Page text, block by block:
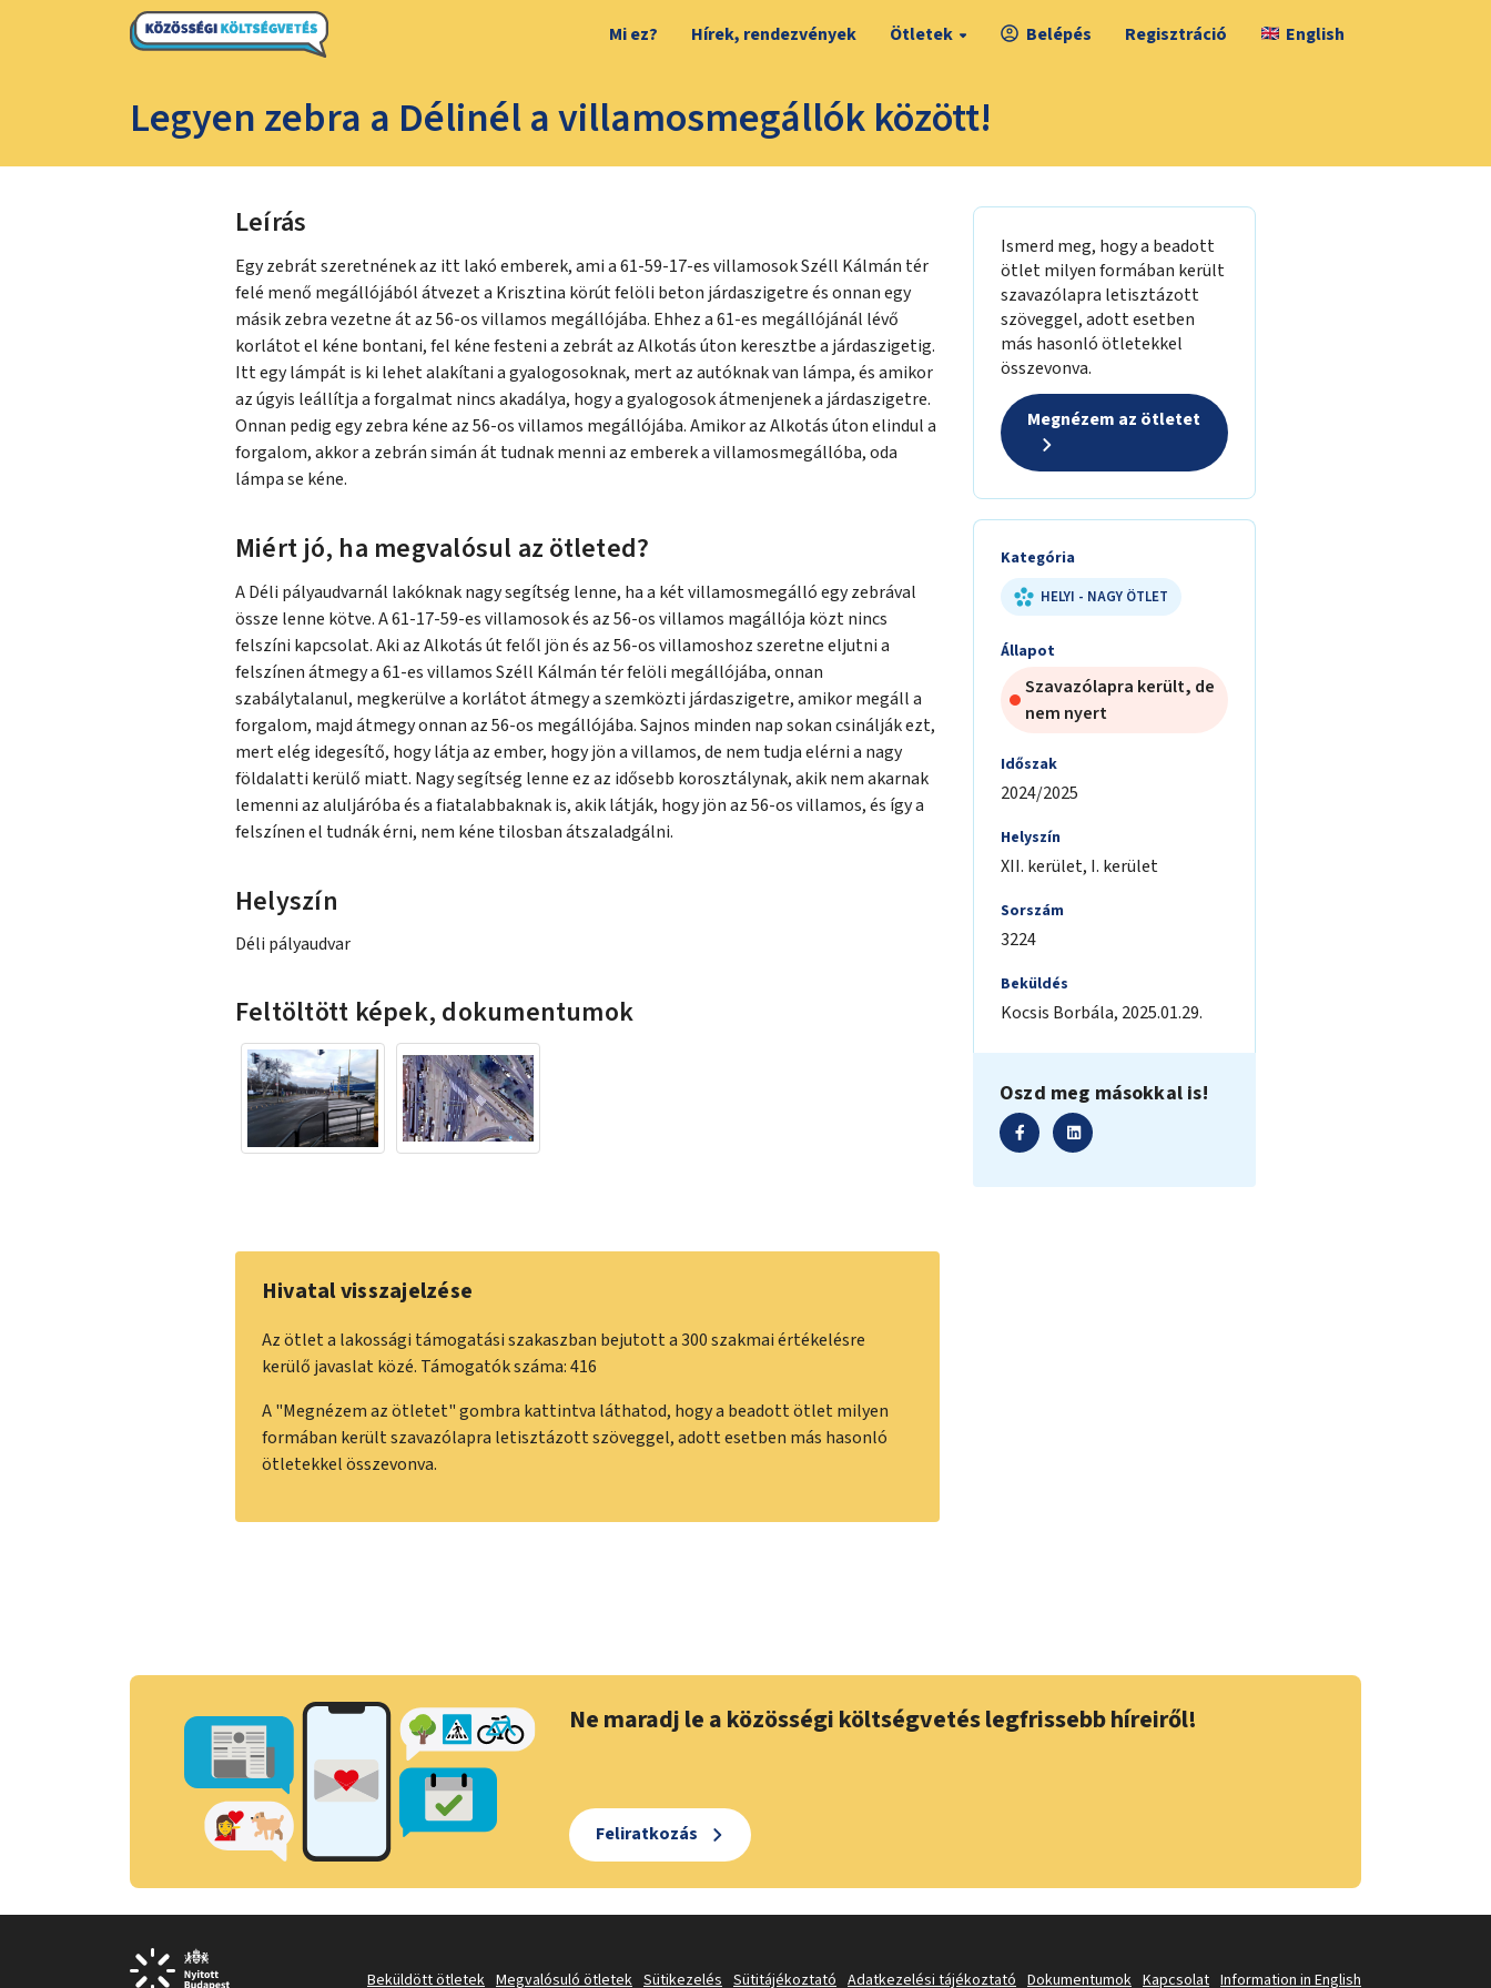
Mi ez? Hírek, rendezvények Ötletek Belépés Regisztráció English
Legyen zebra a Délinél a villamosmegállók között!
Leírás
Egy zebrát szeretnének az itt lakó emberek, ami a 61-59-17-es villamosok Széll Kálmán tér
felé menő megállójából átvezet a Krisztina körút felöli beton járdaszigetre és onnan egy
másik zebra vezetne át az 56-os villamos megállójába. Ehhez a 61-es megállójánál lévő
korlátot el kéne bontani, fel kéne festeni a zebrát az Alkotás úton keresztbe a járdaszigetig.
Itt egy lámpát is ki lehet alakítani a gyalogosoknak, mert az autóknak van lámpa, és amikor
az úgyis leállítja a forgalmat nincs akadálya, hogy a gyalogosok átmenjenek a járdaszigetre.
Onnan pedig egy zebra kéne az 56-os villamos megállójába. Amikor az Alkotás úton elindul a
forgalom, akkor a zebrán simán át tudnak menni az emberek a villamosmegállóba, oda
lámpa se kéne.
Miért jó, ha megvalósul az ötleted?
A Déli pályaudvarnál lakóknak nagy segítség lenne, ha a két villamosmegálló egy zebrával
össze lenne kötve. A 61-17-59-es villamosok és az 56-os villamos magállója közt nincs
felszíni kapcsolat. Aki az Alkotás út felől jön és az 56-os villamoshoz szeretne eljutni a
felszínen átmegy a 61-es villamos Széll Kálmán tér felöli megállójába, onnan
szabálytalanul, megkerülve a korlátot átmegy a szemközti járdaszigetre, amikor megáll a
forgalom, majd átmegy onnan az 56-os megállójába. Sajnos minden nap sokan csinálják ezt,
mert elég idegesítő, hogy látja az ember, hogy jön a villamos, de nem tudja elérni a nagy
földalatti kerülő miatt. Nagy segítség lenne ez az idősebb korosztálynak, akik nem akarnak
lemenni az aluljáróba és a fiatalabbaknak is, akik látják, hogy jön az 56-os villamos, és így a
felszínen el tudnák érni, nem kéne tilosban átszaladgálni.
Helyszín
Déli pályaudvar
Feltöltött képek, dokumentumok
Hivatal visszajelzése
Az ötlet a lakossági támogatási szakaszban bejutott a 300 szakmai értékelésre
kerülő javaslat közé. Támogatók száma: 416
A "Megnézem az ötletet" gombra kattintva láthatod, hogy a beadott ötlet milyen
formában került szavazólapra letisztázott szöveggel, adott esetben más hasonló
ötletekkel összevonva.
Ismerd meg, hogy a beadott
ötlet milyen formában került
szavazólapra letisztázott
szöveggel, adott esetben
más hasonló ötletekkel
összevonva.
Megnézem az ötletet
Kategória
HELYI - NAGY ÖTLET
Állapot
Szavazólapra került, de
nem nyert
Időszak
2024/2025
Helyszín
XII. kerület, I. kerület
Sorszám
3224
Beküldés
Kocsis Borbála, 2025.01.29.
Oszd meg másokkal is!
Ne maradj le a közösségi költségvetés legfrissebb híreiről!
Feliratkozás
Beküldött ötletek Megvalósuló ötletek Sütikezelés Sütitájékoztató Adatkezelési tájékoztató Dokumentumok Kapcsolat Information in English